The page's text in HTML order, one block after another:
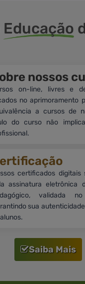
Educação
nossos
on-line, livres e
no aprimoramento
a cursos de
do curso não
certificados digitais
assinatura eletrônica
validada
sua
Saiba Mais